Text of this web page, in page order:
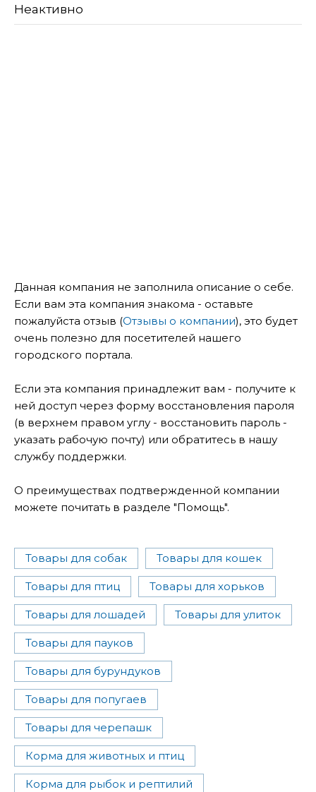
Неактивно
Данная компания не заполнила описание о себе.
Если вам эта компания знакома - оставьте
пожалуйста отзыв (Отзывы о компании), это будет
очень полезно для посетителей нашего
городского портала.
Если эта компания принадлежит вам - получите к
ней доступ через форму восстановления пароля
(в верхнем правом углу - восстановить пароль -
указать рабочую почту) или обратитесь в нашу
службу поддержки.
О преимуществах подтвержденной компании
можете почитать в разделе "Помощь".
Товары для собак Товары для кошек
Товары для птиц Товары для хорьков
Товары для лошадей Товары для улиток
Товары для пауков
Товары для бурундуков
Товары для попугаев
Товары для черепашк
Корма для животных и птиц
Корма для рыбок и рептилий